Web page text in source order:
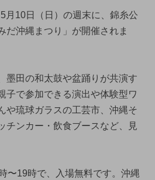
月10日（日）の週末に、錦糸公
だ沖縄まつり」が開催されま
墨田の和太鼓や盆踊りが共演す
子で参加できる演出や体験型ワ
や琉球ガラスの工芸市、沖縄そ
チンカー・飲食ブースなど、見
〜19時で、入場無料です。沖縄